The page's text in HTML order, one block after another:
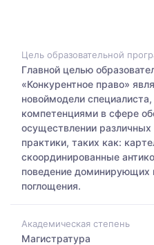
Цель образовательной
Главной целью
«Конкурентное право»
новоймодели
компетенциями в сфере
осуществлении
практики, таких как:
скоординированные
поведение доминирующих
поглощения.
Академическая степень
Магистратура